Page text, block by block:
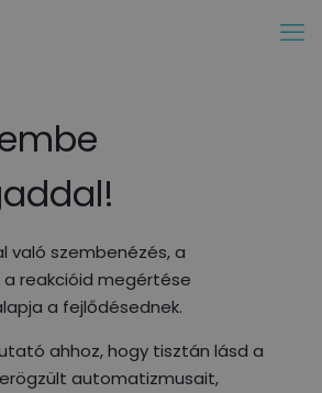
való szembenézés, a
reakcióid megértése
a fejlődésednek.
ahhoz, hogy tisztán lásd a
automatizmusait,